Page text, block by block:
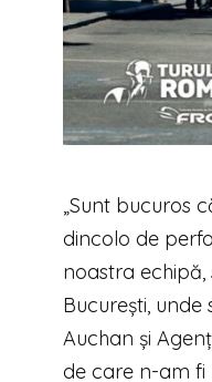
„Sunt bucuros
dincolo de
noastra
București,
Auchan și
de care n-am fi